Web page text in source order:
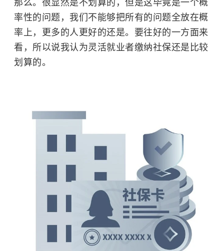
那么。很显然是不划算的，但是这毕竟是一个概
率性的问题，我们不能够把所有的问题全放在概
率上，更多的人更好的还是。要往好的一方面来
看，所以说我认为灵活就业者缴纳社保还是比较
划算的。